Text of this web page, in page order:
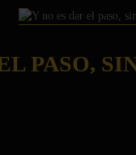
PASO,